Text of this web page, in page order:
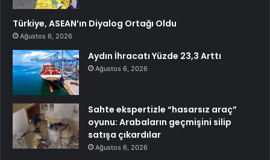
Türkiye, ASEAN’ın Diyalog Ortağı Oldu
Ağustos 6, 2026
Aydın İhracatı Yüzde 23,3 Arttı
Ağustos 6, 2026
Sahte ekspertizle “hasarsız araç”
oyunu: Arabaların geçmişini silip
satışa çıkardılar
Ağustos 6, 2026